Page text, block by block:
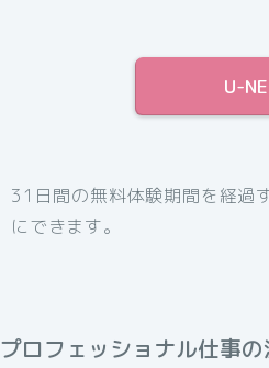
U-
31日間の無料体験期間を経過
にできます。
プロフェッショナル仕事